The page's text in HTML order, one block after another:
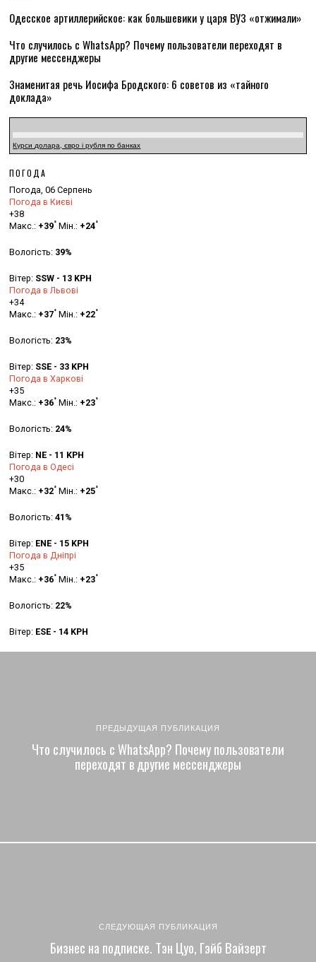
Одесское артиллерийское: как большевики у царя ВУЗ «отжимали»
Что случилось с WhatsApp? Почему пользователи переходят в
другие мессенджеры
Знаменитая речь Иосифа Бродского: 6 советов из «тайного
доклада»
Курси долара, євро і рубля по банках
ПОГОДА
Погода, 06 Серпень
Погода в Києві
+38
Макс.: +39° Мін.: +24°
Вологість: 39%
Вітер: SSW - 13 KPH
Погода в Львові
+34
Макс.: +37° Мін.: +22°
Вологість: 23%
Вітер: SSE - 33 KPH
Погода в Харкові
+35
Макс.: +36° Мін.: +23°
Вологість: 24%
Вітер: NE - 11 KPH
Погода в Одесі
+30
Макс.: +32° Мін.: +25°
Вологість:41%
Вітер: ENE - 15 KPH
Погода в Дніпрі
+35
Макс.: +36° Мін.: +23°
Вологість: 22%
Вітер: ESE - 14 KPH
ПРЕДЫДУЩАЯ ПУБЛИКАЦИЯ
Что случилось с WhatsApp? Почему пользователи
переходят в другие мессенджеры
СЛЕДУЮЩАЯ ПУБЛИКАЦИЯ
Бизнес на подписке. Тэн Цуо, Гэйб Вайзерт